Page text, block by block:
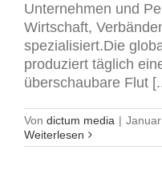
Unternehmen und
Wirtschaft,
spezialisiert.Die
produziert täglich
überschaubare Flut
Von dictum media |
Weiterlesen